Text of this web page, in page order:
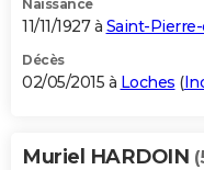
Naissance
11/11/1927 à Saint-
Décès
02/05/2015 à Loches (
Muriel HARDOIN